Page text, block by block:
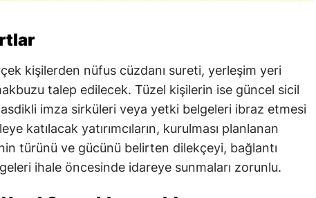
kişilerden nüfus cüzdanı sureti, yerleşim yeri
talep edilecek. Tüzel kişilerin ise güncel sicil
imza sirküleri veya yetki belgeleri ibraz etmesi
katılacak yatırımcıların, kurulması planlanan
türünü ve gücünü belirten dilekçeyi, bağlantı
ihale öncesinde idareye sunmaları zorunlu.